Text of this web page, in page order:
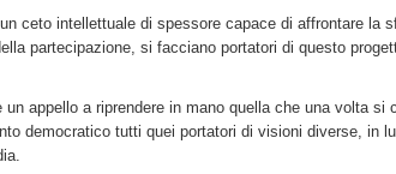
ceto intellettuale di spessore capace di affrontare la
partecipazione, si facciano portatori di questo
un appello a riprendere in mano quella che una volta
democratico tutti quei portatori di visioni diverse, in